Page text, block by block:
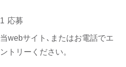
1 応募
当webサイト､またはお電話でエ
ントリーください。